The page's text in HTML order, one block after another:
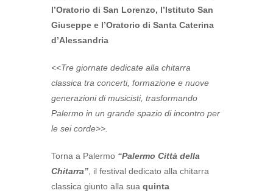
l’Oratorio di San Lorenzo, l’Istituto San
Giuseppe e l’Oratorio di Santa Caterina
d’Alessandria
<<Tre giornate dedicate alla chitarra
classica tra concerti, formazione e nuove
generazioni di musicisti, trasformando
Palermo in un grande spazio di incontro per
le sei corde>>.
Torna a Palermo “Palermo Città della
Chitarra” , il festival dedicato alla chitarra
classica giunto alla sua quinta